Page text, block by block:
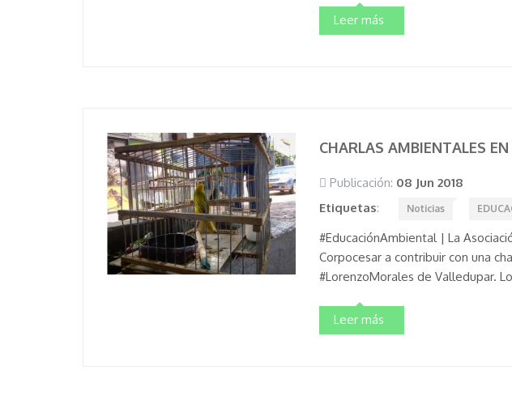
Leer más
CHARLAS AMBIENTALES
Publicación: 08 Jun 2018
Etiquetas: Noticias
#EducaciónAmbiental | La
Corpocesar a contribuir con una
#LorenzoMorales de Valledupar.
Leer más